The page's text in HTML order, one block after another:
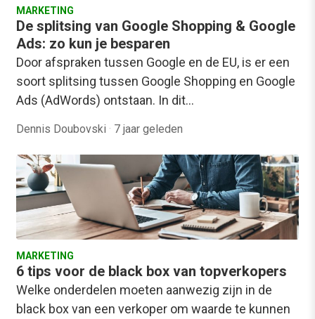
MARKETING
De splitsing van Google Shopping & Google
Ads: zo kun je besparen
Door afspraken tussen Google en de EU, is er een
soort splitsing tussen Google Shopping en Google
Ads (AdWords) ontstaan. In dit…
Dennis Doubovski · 7 jaar geleden
MARKETING
6 tips voor de black box van topverkopers
Welke onderdelen moeten aanwezig zijn in de
black box van een verkoper om waarde te kunnen